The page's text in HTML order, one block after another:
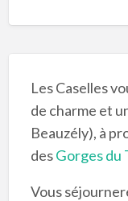
Les Caselles
de charme et
Beauzély), à
desGorges du
Vous